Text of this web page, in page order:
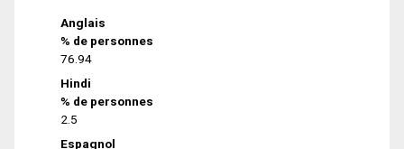
Anglais
% de personnes
76.94
Hindi
% de personnes
2.5
Espagnol